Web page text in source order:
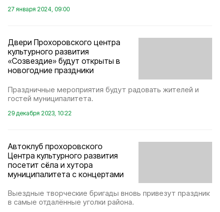
27 января 2024, 09:00
Двери Прохоровского центра
культурного развития
«Созвездие» будут открыты в
новогодние праздники
Праздничные мероприятия будут радовать жителей и
гостей муниципалитета.
29 декабря 2023, 10:22
Автоклуб прохоровского
Центра культурного развития
посетит сёла и хутора
муниципалитета с концертами
Выездные творческие бригады вновь привезут праздник
в самые отдалённые уголки района.